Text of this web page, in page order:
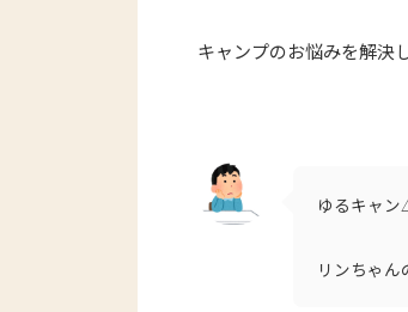
キャンプのお悩みを解決
ゆるキャ
リンちゃん